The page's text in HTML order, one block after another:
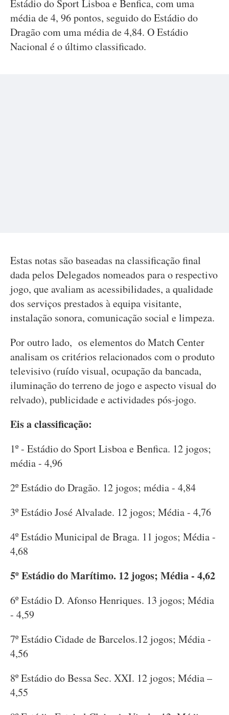
Estádio do Sport Lisboa e Benfica, com uma
média de 4, 96 pontos, seguido do Estádio do
Dragão com uma média de 4,84. O Estádio
Nacional é o último classificado.
Estas notas são baseadas na classificação final
dada pelos Delegados nomeados para o respectivo
jogo, que avaliam as acessibilidades, a qualidade
dos serviços prestados à equipa visitante,
instalação sonora, comunicação social e limpeza.
Por outro lado, os elementos do Match Center
analisam os critérios relacionados com o produto
televisivo (ruído visual, ocupação da bancada,
iluminação do terreno de jogo e aspecto visual do
relvado), publicidade e actividades pós-jogo.
Eis a classificação:
1º - Estádio do Sport Lisboa e Benfica. 12 jogos;
média - 4,96
2º Estádio do Dragão. 12 jogos; média - 4,84
3º Estádio José Alvalade. 12 jogos; Média - 4,76
4º Estádio Municipal de Braga. 11 jogos; Média -
4,68
5º Estádio do Marítimo. 12 jogos; Média - 4,62
6º Estádio D. Afonso Henriques. 13 jogos; Média
- 4,59
7º Estádio Cidade de Barcelos.12 jogos; Média -
4,56
8º Estádio do Bessa Sec. XXI. 12 jogos; Média –
4,55